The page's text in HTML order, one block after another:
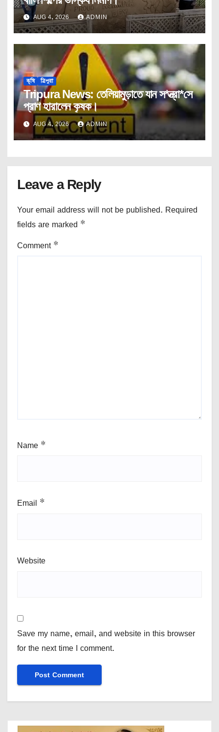
AUG 4, 2026 ADMIN
কৃষি ত্রিপুরা
Tripura News: তেলিয়ামুড়াতে যান স*ন্ত্রা*সে
প্রাণ হারালেন কৃষক।
AUG 4, 2026 ADMIN
Leave a Reply
Your email address will not be published. Required
fields are marked *
Comment *
Name *
Email *
Website
Save my name, email, and website in this browser
for the next time I comment.